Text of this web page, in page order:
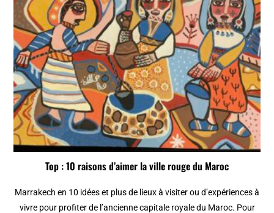
Top : 10 raisons d’aimer la ville rouge du Maroc
Marrakech en 10 idées et plus de lieux à visiter ou d’expériences à
vivre pour profiter de l’ancienne capitale royale du Maroc. Pour